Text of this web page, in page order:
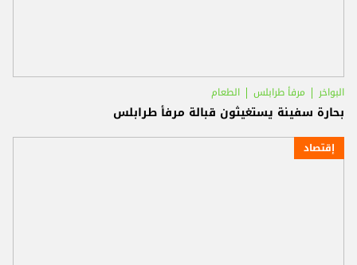
البواخر مرفأ طرابلس الطعام
بحارة سفينة يستغيثون قبالة مرفأ طرابلس
إقتصاد